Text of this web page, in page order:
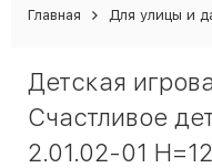
Главная Для улицы и
Детская
Счастливое
2.01.02-01